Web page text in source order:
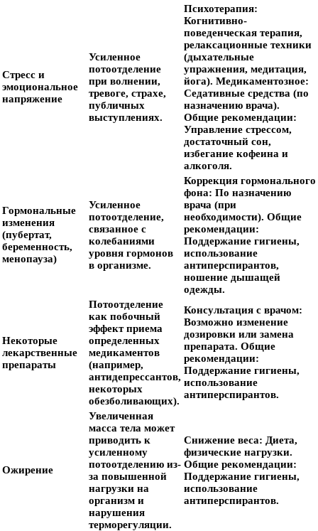
Стресс и
эмоциональное
напряжение
Усиленное
потоотделение
при волнении,
тревоге, страхе,
публичных
выступлениях.
Психотерапия:
Когнитивно-
поведенческая терапия,
релаксационные техники
(дыхательные
упражнения, медитация,
йога). Медикаментозное:
Седативные средства (по
назначению врача).
Общие рекомендации:
Управление стрессом,
достаточный сон,
избегание кофеина и
алкоголя.
Гормональные
изменения
(пубертат,
беременность,
менопауза)
Усиленное
потоотделение,
связанное с
колебаниями
уровня гормонов
в организме.
Коррекция гормонального
фона: По назначению
врача (при
необходимости). Общие
рекомендации:
Поддержание гигиены,
использование
антиперспирантов,
ношение дышащей
одежды.
Некоторые
лекарственные
препараты
Потоотделение
как побочный
эффект приема
определенных
медикаментов
(например,
антидепрессантов,
некоторых
обезболивающих).
Консультация с врачом:
Возможно изменение
дозировки или замена
препарата. Общие
рекомендации:
Поддержание гигиены,
использование
антиперспирантов.
Ожирение
Увеличенная
масса тела может
приводить к
усиленному
потоотделению из-
за повышенной
нагрузки на
организм и
нарушения
терморегуляции.
Снижение веса: Диета,
физические нагрузки.
Общие рекомендации:
Поддержание гигиены,
использование
антиперспирантов.